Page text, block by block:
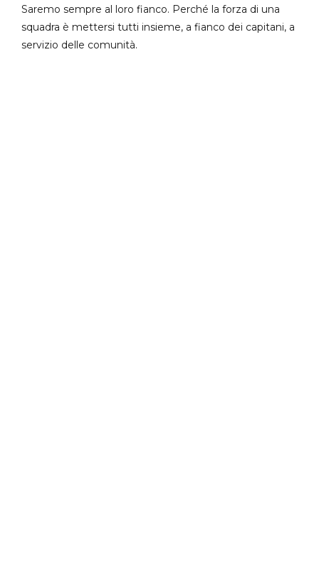
Saremo sempre al loro fianco. Perché la forza di una
squadra è mettersi tutti insieme, a fianco dei capitani, a
servizio delle comunità.